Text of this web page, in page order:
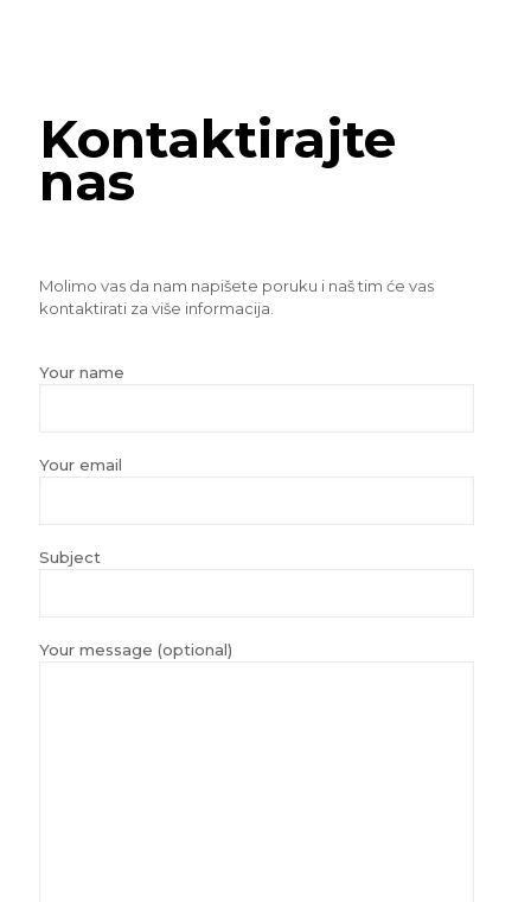
Kontaktirajte
nas
Molimo vas da nam napišete poruku i naš tim će vas
kontaktirati za više informacija.
Your name
Your email
Subject
Your message (optional)